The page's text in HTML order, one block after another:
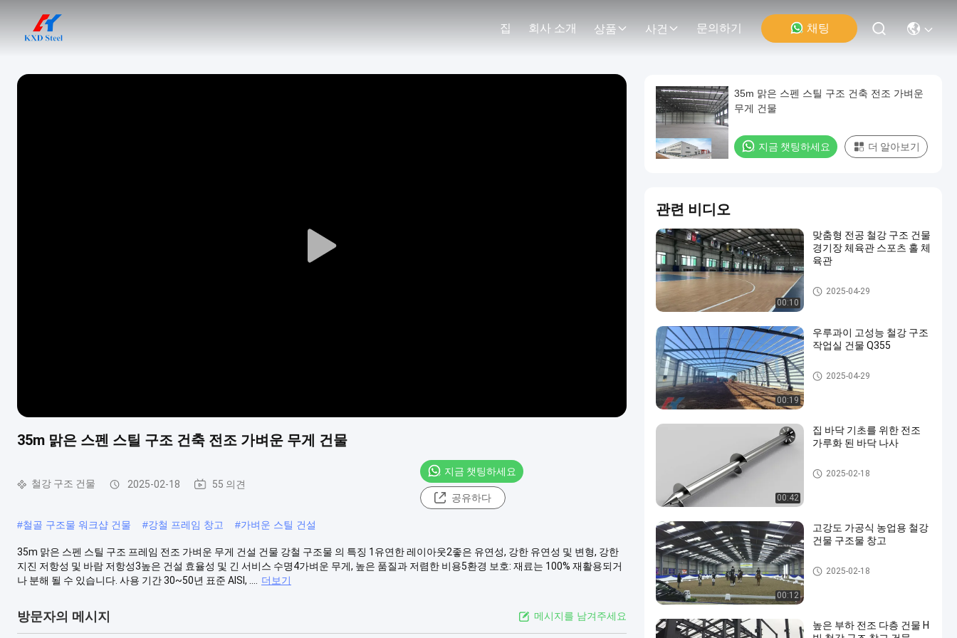
집 회사 소개 상품 사건 문의하기 채팅
Play
35m 맑은 스펜 스틸 구조 건축 전조 가벼운 무게 건물
철강 구조 건물 2025-02-18 55 의견
지금 챗팅하세요
공유하다
#철골 구조물 워크샵 건물 #강철 프레임 창고 #가벼운 스틸 건설
35m 맑은 스펜 스틸 구조 프레임 전조 가벼운 무게 건설 건물 강철 구조물 의 특징 1유연한 레이아웃2좋은 유연성, 강한 유연성 및 변형, 강한
지진 저항성 및 바람 저항성3높은 건설 효율성 및 긴 서비스 수명4가벼운 무게, 높은 품질과 저렴한 비용5환경 보호: 재료는 100% 재활용되거
나 분해 될 수 있습니다. 사용 기간 30~50년 표준 AISI, ....
더보기
방문자의 메시지 메시지를 남겨주세요
35m 맑은 스펜 스틸 구조 건축 전조 가벼운
무게 건물
지금 챗팅하세요 더 알아보기
관련 비디오
00:10
맞춤형 전공 철강 구조 건물
경기장 체육관 스포츠 홀 체
육관
철강 구조 건물
2025-04-29
00:19
우루과이 고성능 철강 구조
작업실 건물 Q355
철강 구조 작업실
2025-04-29
00:42
집 바닥 기초를 위한 전조
가루화 된 바닥 나사
헬리컬 어워드 앵커
2025-02-18
00:12
고강도 가공식 농업용 철강
건물 구조물 창고
농업용 철강 건물
2025-02-18
높은 부하 전조 다층 건물 H